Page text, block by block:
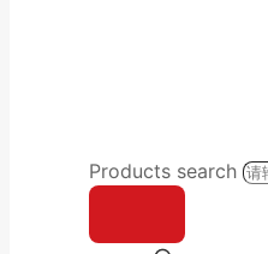
Products search